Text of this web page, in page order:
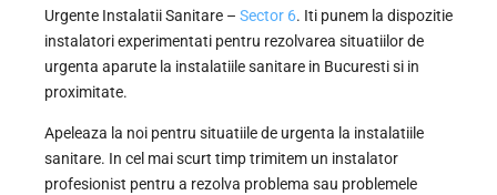
Urgente Instalatii Sanitare – Sector 6. Iti punem la dispozitie
instalatori experimentati pentru rezolvarea situatiilor de
urgenta aparute la instalatiile sanitare in Bucuresti si in
proximitate.
Apeleaza la noi pentru situatiile de urgenta la instalatiile
sanitare. In cel mai scurt timp trimitem un instalator
profesionist pentru a rezolva problema sau problemele